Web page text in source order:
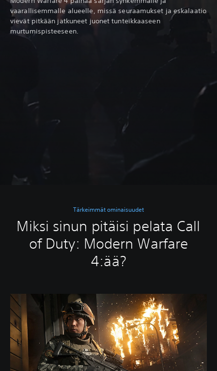
vaarallisemmalle alueelle, missä seuraamukset ja eskalaatio
vievät pitkään jatkuneet juonet tunteikkaaseen
murtumispisteeseen.
Tärkeimmät ominaisuudet
Miksi sinun pitäisi pelata Call
of Duty: Modern Warfare
4:ää?